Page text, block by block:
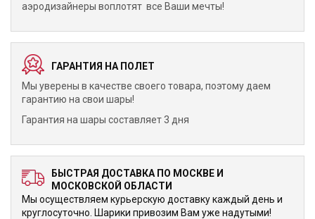
аэродизайнеры воплотят все Ваши мечты!
ГАРАНТИЯ НА ПОЛЕТ
Мы уверены в качестве своего товара, поэтому даем
гарантию на свои шары!
Гарантия на шары составляет 3 дня
БЫСТРАЯ ДОСТАВКА ПО МОСКВЕ И
МОСКОВСКОЙ ОБЛАСТИ
Мы осуществляем курьерскую доставку каждый день и
круглосуточно. Шарики привозим Вам уже надутыми!